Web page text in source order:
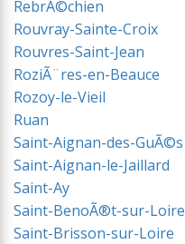
RebrÃ©chien
Rouvray-Sainte-Croix
Rouvres-Saint-Jean
RoziÃ¨res-en-Beauce
Rozoy-le-Vieil
Ruan
Saint-Aignan-des-GuÃ©s
Saint-Aignan-le-Jaillard
Saint-Ay
Saint-BenoÃ®t-sur-Loire
Saint-Brisson-sur-Loire